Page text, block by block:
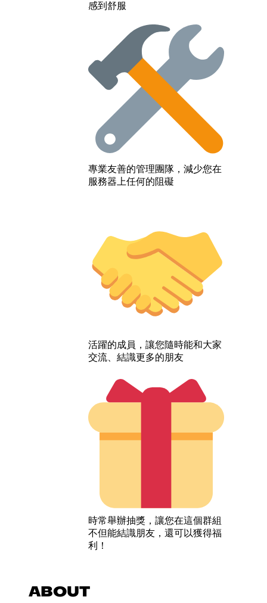
感到舒服
專業友善的管理團隊，減少您在
服務器上任何的阻礙
活躍的成員，讓您隨時能和大家
交流、結識更多的朋友
時常舉辦抽獎，讓您在這個群組
不但能結識朋友，還可以獲得福
利！
ABOUT